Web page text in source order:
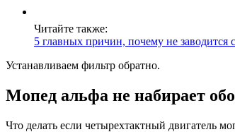
Читайте также:
5 главных причин, почему не заводится
Устанавливаем фильтр обратно.
Мопед альфа не набирает
Что делать если четырехтактный двигатель